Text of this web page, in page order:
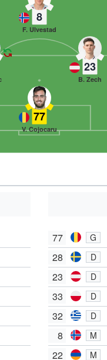
77
V. Cojocaru
23
B. Zech
8
F. Ulvestad
77 G
28
D
23 D
33
D
32 D
8 M
22
M